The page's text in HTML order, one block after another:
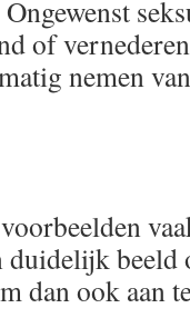
of
nemen
beeld
dan ook aan